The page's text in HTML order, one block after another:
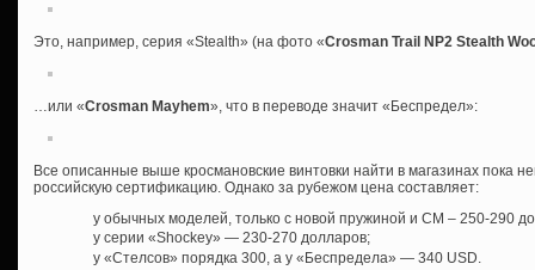
Это, например, серия «Stealth» (на фото «Crosman Trail NP2 Stealth
…или «Crosman Mayhem», что в переводе значит «Беспредел»:
Все описанные выше кросмановские винтовки найти в магазинах пока
российскую сертификацию. Однако за рубежом цена составляет:
у обычных моделей, только с новой пружиной и СМ – 250-290
у серии «Shockey» — 230-270 долларов;
у «Стелсов» порядка 300, а у «Беспредела» — 340 USD.